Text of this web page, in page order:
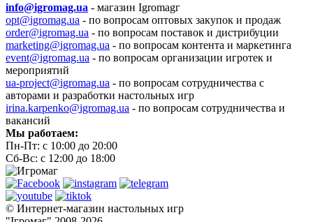
info@igromag.ua - магазин Igromagг
opt@igromag.ua - по вопросам оптовых закупок и продаж
order@igromag.ua - по вопросам поставок и дистрибуции
marketing@igromag.ua - по вопросам контента и маркетинга
event@igromag.ua - по вопросам организации игротек и
мероприятий
ua-project@igromag.ua - по вопросам сотрудничества с
авторами и разработки настольных игр
irina.karpenko@igromag.ua - по вопросам сотрудничества и
вакансий
Мы работаем:
Пн-Пт: с 10:00 до 20:00
Сб-Вс: с 12:00 до 18:00
© Интернет-магазин настольных игр